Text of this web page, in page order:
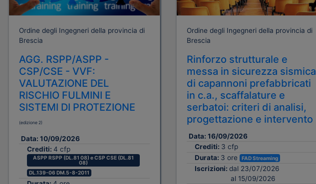
Ordine degli Ingegneri della provincia di
Brescia
AGG. RSPP/ASPP -
CSP/CSE - VVF:
VALUTAZIONE DEL
RISCHIO FULMINI E
SISTEMI DI PROTEZIONE
(edizione 2)
Data: 10/09/2026
Crediti: 4 cfp
ASPP RSPP (DL.81 08) e CSP CSE (DL.81
08)
DL.139-06 DM.5-8-2011
Ordine degli Ingegneri della provincia di
Brescia
Rinforzo strutturale e
messa in sicurezza sismica
di capannoni prefabbricati
in c.a., scaffalature e
serbatoi: criteri di analisi,
progettazione e intervento
Data: 16/09/2026
Crediti: 3 cfp
Durata: 3 ore FAD Streaming
Iscrizioni: dal 23/07/2026
al 15/09/2026